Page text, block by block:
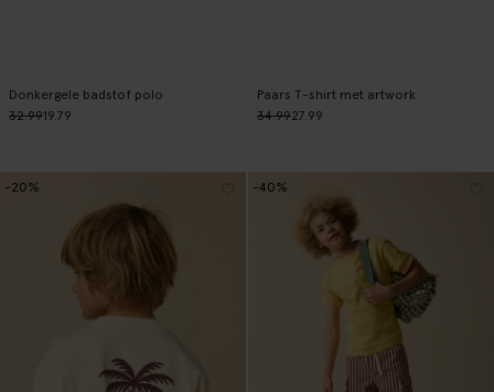
Donkergele badstof polo
32.9919.79
Paars T-shirt met artwork
34.9927.99
-20% -40%